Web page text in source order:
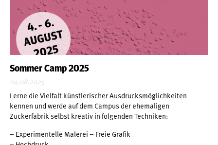
Sommer Camp 2025
04.08.2025
Lerne die Vielfalt künstlerischer Ausdrucksmöglichkeiten
kennen und werde auf dem Campus der ehemaligen
Zuckerfabrik selbst kreativ in folgenden Techniken:
– Experimentelle Malerei – Freie Grafik